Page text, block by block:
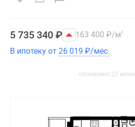
5 735 340 ₽ 163 400 ₽/м2
В ипотеку от 26 019 ₽/мес.
обновлено 22 июня